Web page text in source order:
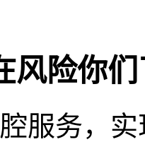
风险你
服务，